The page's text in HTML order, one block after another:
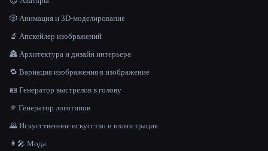
🎲 Анимация и 3D-моделирование
🔬 Апскейлер изображений
🏯 Архитектура и дизайн интерьера
🔁 Вариация изображения в изображение
🪪 Генератор выстрелов в голову
⚜️ Генератор логотипов
🌄 Искусственное искусство и иллюстрация
👩‍🎤 Мода